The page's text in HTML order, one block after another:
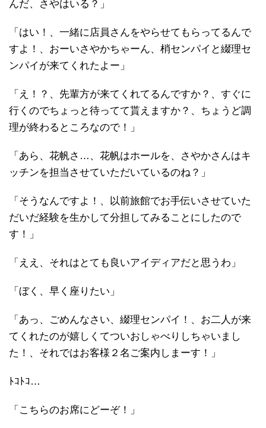
んだ、さやはいる？」
「はい！、一緒に店員さんをやらせてもらってるんで
すよ！、おーいさやかちゃーん、梢センパイと綴理セ
ンパイが来てくれたよー」
「え！？、先輩方が来てくれてるんですか？、すぐに
行くのでちょっと待ってて貰えますか？、ちょうど調
理が終わるところなので！」
「あら、花帆さ…、花帆はホールを、さやかさんはキ
ッチンを担当させていただいているのね？」
「そうなんですよ！、以前旅館でお手伝いさせていた
だいだ経験を生かして分担してみることにしたので
す！」
「ええ、それはとても良いアイディアだと思うわ」
「ぼく、早く座りたい」
「あっ、ごめんなさい、綴理センパイ！、お二人が来
てくれたのが嬉しくてついおしゃべりしちゃいまし
た！、それではお客様２名ご案内しまーす！」
ﾄｺﾄｺ…
「こちらのお席にどーぞ！」